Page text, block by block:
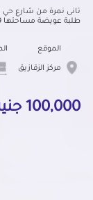
تانى نمرة من شارع حي
طلبة عويضة مساحتها 229 عل...
الموقع
مركز الزقازيق
100,000 جنيه